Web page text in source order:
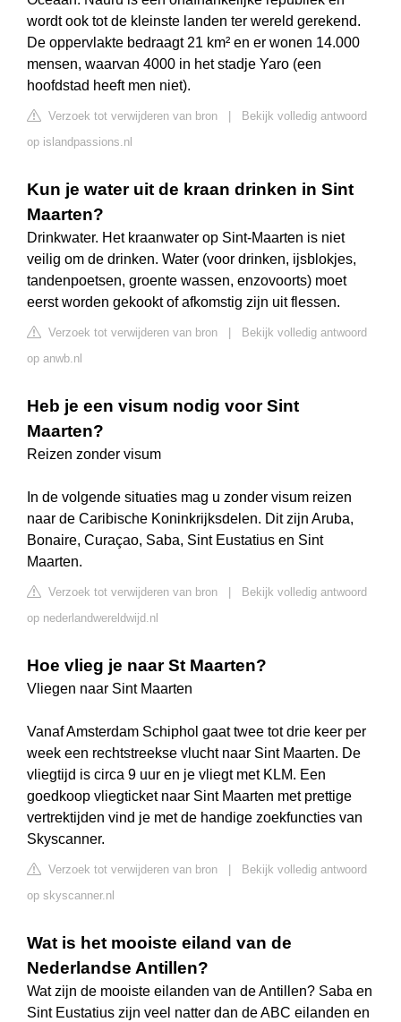
wordt ook tot de kleinste landen ter wereld gerekend.
De oppervlakte bedraagt 21 km² en er wonen 14.000
mensen, waarvan 4000 in het stadje Yaro (een
hoofdstad heeft men niet).
Verzoek tot verwijderen van bron
Bekijk volledig antwoord
op islandpassions.nl
Kun je water uit de kraan drinken in Sint
Maarten?
Drinkwater. Het kraanwater op Sint-Maarten is niet
veilig om de drinken. Water (voor drinken, ijsblokjes,
tandenpoetsen, groente wassen, enzovoorts) moet
eerst worden gekookt of afkomstig zijn uit flessen.
Verzoek tot verwijderen van bron
Bekijk volledig antwoord
op anwb.nl
Heb je een visum nodig voor Sint
Maarten?
Reizen zonder visum
In de volgende situaties mag u zonder visum reizen
naar de Caribische Koninkrijksdelen. Dit zijn Aruba,
Bonaire, Curaçao, Saba, Sint Eustatius en Sint
Maarten.
Verzoek tot verwijderen van bron
Bekijk volledig antwoord
op nederlandwereldwijd.nl
Hoe vlieg je naar St Maarten?
Vliegen naar Sint Maarten
Vanaf Amsterdam Schiphol gaat twee tot drie keer per
week een rechtstreekse vlucht naar Sint Maarten. De
vliegtijd is circa 9 uur en je vliegt met KLM. Een
goedkoop vliegticket naar Sint Maarten met prettige
vertrektijden vind je met de handige zoekfuncties van
Skyscanner.
Verzoek tot verwijderen van bron
Bekijk volledig antwoord
op skyscanner.nl
Wat is het mooiste eiland van de
Nederlandse Antillen?
Wat zijn de mooiste eilanden van de Antillen? Saba en
Sint Eustatius zijn veel natter dan de ABC eilanden en